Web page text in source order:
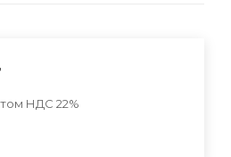
НДС 22%